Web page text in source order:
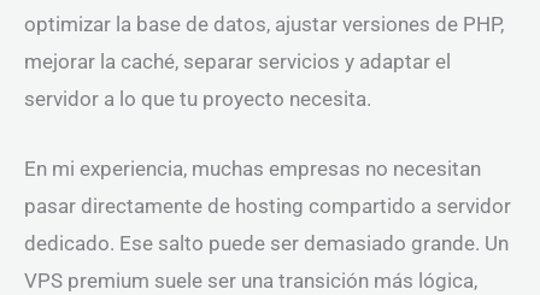
optimizar la base de datos, ajustar versiones de PHP,
mejorar la caché, separar servicios y adaptar el
servidor a lo que tu proyecto necesita.
En mi experiencia, muchas empresas no necesitan
pasar directamente de hosting compartido a servidor
dedicado. Ese salto puede ser demasiado grande. Un
VPS premium suele ser una transición más lógica,